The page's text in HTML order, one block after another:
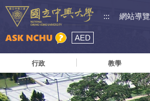
::: 網站導覽
AED
行政 教學